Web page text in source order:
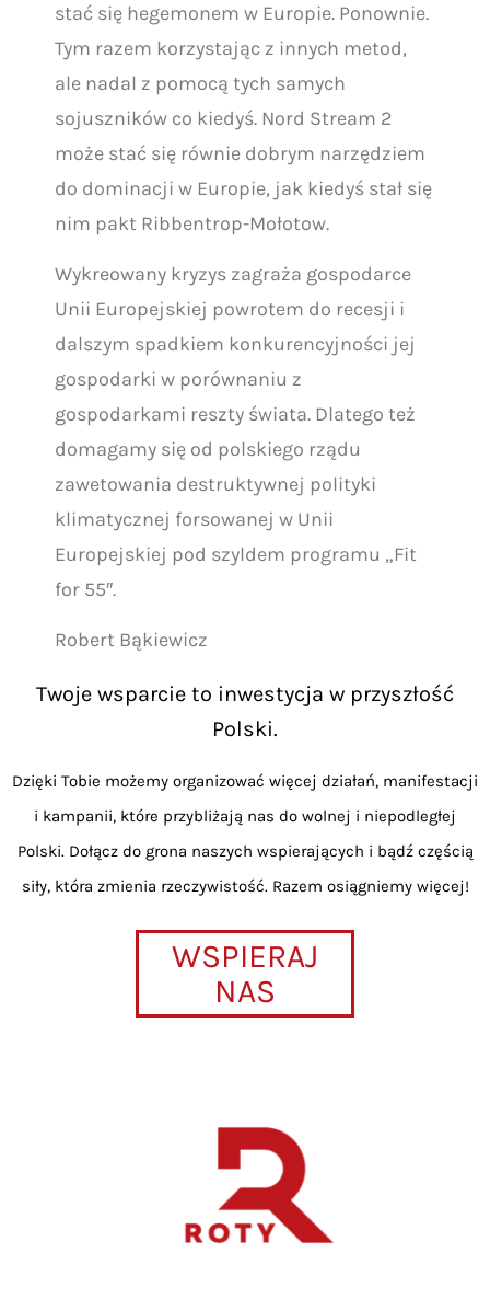
stać się hegemonem w Europie. Ponownie.
Tym razem korzystając z innych metod,
ale nadal z pomocą tych samych
sojuszników co kiedyś. Nord Stream 2
może stać się równie dobrym narzędziem
do dominacji w Europie, jak kiedyś stał się
nim pakt Ribbentrop-Mołotow.
Wykreowany kryzys zagraża gospodarce
Unii Europejskiej powrotem do recesji i
dalszym spadkiem konkurencyjności jej
gospodarki w porównaniu z
gospodarkami reszty świata. Dlatego też
domagamy się od polskiego rządu
zawetowania destruktywnej polityki
klimatycznej forsowanej w Unii
Europejskiej pod szyldem programu „Fit
for 55″.
Robert Bąkiewicz
Twoje wsparcie to inwestycja w przyszłość
Polski.
Dzięki Tobie możemy organizować więcej działań, manifestacji
i kampanii, które przybliżają nas do wolnej i niepodległej
Polski. Dołącz do grona naszych wspierających i bądź częścią
siły, która zmienia rzeczywistość. Razem osiągniemy więcej!
WSPIERAJ
NAS